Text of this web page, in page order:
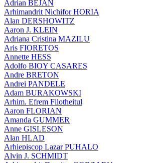
Adrian BEJAN
Arhimandrit Nichifor HORIA
Alan DERSHOWITZ
Aaron J. KLEIN
Adriana Cristina MAZILU
Aris FIORETOS
Annette HESS
Adolfo BIOY CASARES
Andre BRETON
Andrei PANDELE
Adam BURAKOWSKI
Arhim. Efrem Filotheitul
Aaron FLORIAN
Amanda GUMMER
Anne GISLESON
Alan HLAD
Arhiepiscop Lazar PUHALO
Alvin J. SCHMIDT